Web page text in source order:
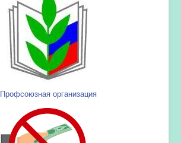
Профсоюзная организация